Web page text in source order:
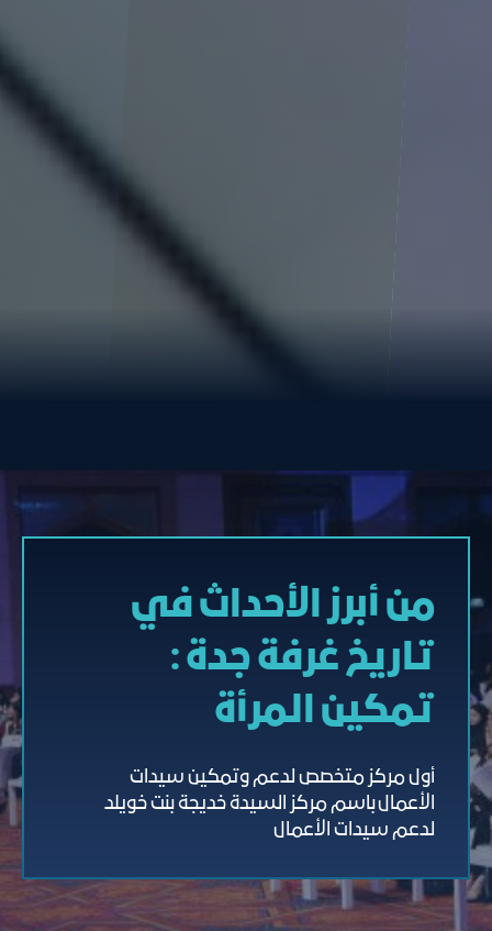
من أبرز الأحداث في
تاريخ غرفة جدة :
تمكين المرأة
أول مركز متخصص لدعم وتمكين سيدات
الأعمال باسم مركز السيدة خديجة بنت خويلد
لدعم سيدات الأعمال